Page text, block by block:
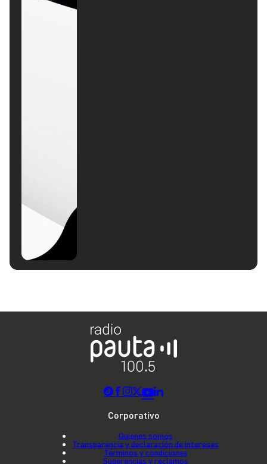
Corporativo
Quienes somos
Transparencia y declaración de intereses
Términos y condiciones
Sugerencias y reclamos